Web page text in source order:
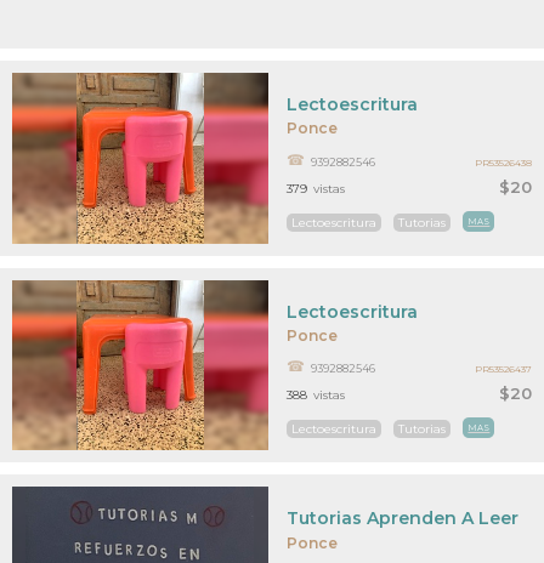
Ponce
$20
Lectoescritura
9392882546
Lectoescritura Tutorias MAS
379 vistas
PR53526438
Ponce
$20
Lectoescritura
9392882546
Lectoescritura Tutorias MAS
388 vistas
PR53526437
Ponce
Tutorias Aprenden A Leer